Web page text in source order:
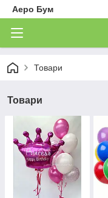
Аеро Бум
Товари
Товари